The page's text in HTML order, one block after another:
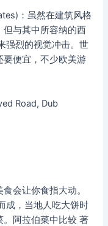
：虽然在建筑风格
但与其中所容纳的西
强烈的视觉冲击。世
要便宜，不少欧美游
Road, Dub
会让你食指大动。
成，当地人吃大饼时
阿拉伯菜中比较 著